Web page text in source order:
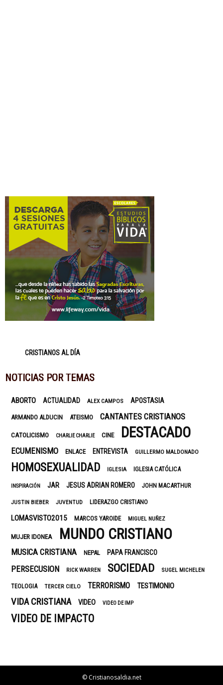
CRISTIANOS AL DÍA
NOTICIAS POR TEMAS
ABORTO ACTUALIDAD ALEX CAMPOS APOSTASIA
ARMANDO ALDUCIN ATEISMO CANTANTES CRISTIANOS
CATOLICISMO CHARLIE CHARLIE CINE DESTACADO
ECUMENISMO ENLACE ENTREVISTA GUILLERMO MALDONADO
HOMOSEXUALIDAD IGLESIA IGLESIA CATÓLICA
INSPIRACIÓN JAR JESUS ADRIAN ROMERO JOHN MACARTHUR
JUSTIN BIEBER JUVENTUD LIDERAZGO CRISTIANO
LOMASVISTO2015 MARCOS YAROIDE MIGUEL NUÑEZ
MUJER IDONEA MUNDO CRISTIANO
MUSICA CRISTIANA NEPAL PAPA FRANCISCO
PERSECUSION RICK WARREN SOCIEDAD SUGEL MICHELEN
TEOLOGIA TERCER CIELO TERRORISMO TESTIMONIO
VIDA CRISTIANA VIDEO VIDEO DE IMP
VIDEO DE IMPACTO
© Cristianosaldia.net